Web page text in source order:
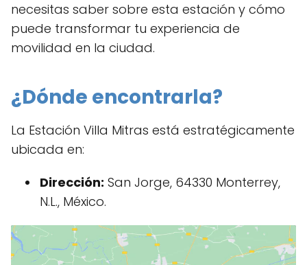
necesitas saber sobre esta estación y cómo
puede transformar tu experiencia de
movilidad en la ciudad.
¿Dónde encontrarla?
La Estación Villa Mitras está estratégicamente
ubicada en:
Dirección: San Jorge, 64330 Monterrey,
N.L., México.